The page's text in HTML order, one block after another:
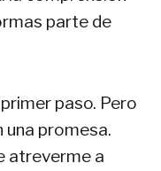
parte de
paso. Pero
una promesa.
atreverme a